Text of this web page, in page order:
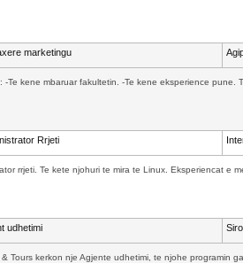
marketingu
-Te kene mbaruar fakultetin. -Te kene eksperience
Rrjeti
rrjeti. Te kete njohuri te mira te Linux. Eksperiencat e
udhetimi
Tours kerkon nje Agjente udhetimi, te njohe programin